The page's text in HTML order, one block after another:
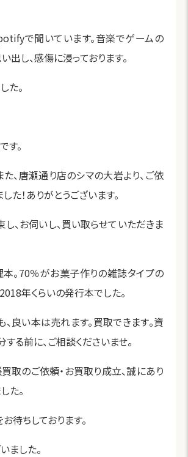
で聞いています。音楽でゲームの
出し、感傷に浸っております。
た。
す。
、唐瀬通り店のシマの大岩より、ご依
た！ありがとうございます。
、お伺いし、買い取らせていただきま
本。70％がお菓子作りの雑誌タイプの
年くらいの発行本でした。
、良い本は売れます。買取できます。資
る前に、ご相談くださいませ。
取のご依頼・お買取り成立、誠にあり
た。
待ちしております。
ました。